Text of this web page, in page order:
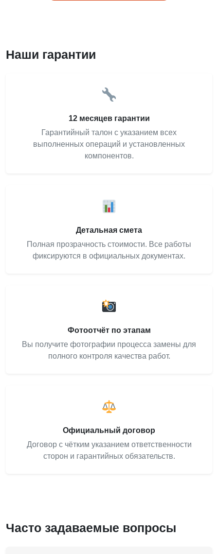
Наши гарантии
12 месяцев гарантии
Гарантийный талон с указанием всех
выполненных операций и установленных
компонентов.
Детальная смета
Полная прозрачность стоимости. Все работы
фиксируются в официальных документах.
Фотоотчёт по этапам
Вы получите фотографии процесса замены для
полного контроля качества работ.
Официальный договор
Договор с чётким указанием ответственности
сторон и гарантийных обязательств.
Часто задаваемые вопросы